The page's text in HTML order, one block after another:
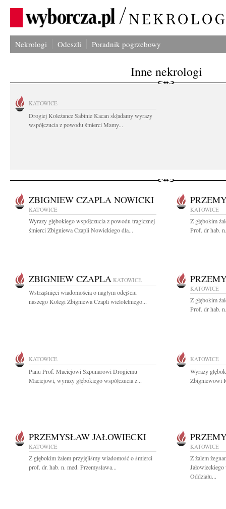
Nekrologi Odeszli Poradnik pogrzebowy
Inne nekrologi
KATOWICE
Drogiej Koleżance Sabinie Kacan składamy wyrazy
współczucia z powodu śmierci Mamy...
ZBIGNIEW CZAPLA NOWICKI
KATOWICE
Wyrazy głębokiego współczucia z powodu tragicznej
śmierci Zbigniewa Czapli Nowickiego dla...
KATOWICE
Z głębokim
Prof. dr hab.
ZBIGNIEW CZAPLA KATOWICE
Wstrząśnięci wiadomością o nagłym odejściu
naszego Kolegi Zbigniewa Czapli wieloletniego...
KATOWICE
Z głębokim
Prof. dr hab.
KATOWICE
Panu Prof. Maciejowi Szpunarowi Drogiemu
Maciejowi, wyrazy głębokiego współczucia z...
KATOWICE
Wyrazy
Zbigniewowi
PRZEMYSŁAW JAŁOWIECKI
KATOWICE
Z głębokim żalem przyjęliśmy wiadomość o śmierci
prof. dr. hab. n. med. Przemysława...
KATOWICE
Z żalem
Oddziału...